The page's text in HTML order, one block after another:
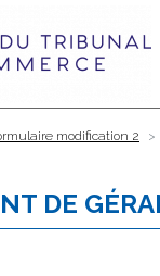
modification 2
DE